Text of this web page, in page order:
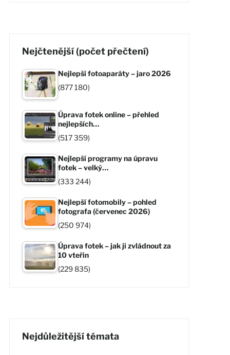
Nejčtenější (počet přečtení)
Nejlepší fotoaparáty – jaro 2026
(877 180)
Úprava fotek online – přehled
nejlepších…
(517 359)
Nejlepší programy na úpravu
fotek – velký…
(333 244)
Nejlepší fotomobily – pohled
fotografa (červenec 2026)
(250 974)
Úprava fotek – jak ji zvládnout za
10 vteřin
(229 835)
Nejdůležitější témata